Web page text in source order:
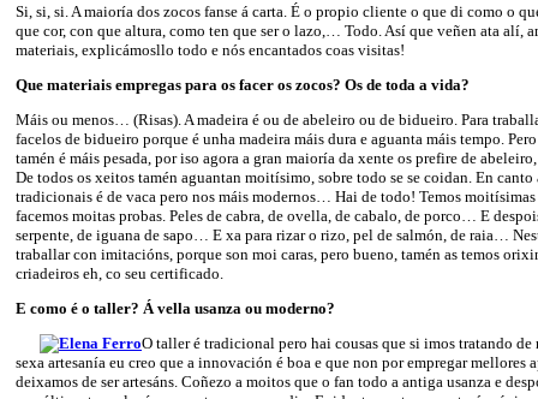
Si, si, si. A maioría dos zocos fanse á carta. É o propio cliente o que di como o
que cor, con que altura, como ten que ser o lazo,… Todo. Así que veñen ata alí,
materiais, explicámosllo todo e nós encantados coas visitas!
Que materiais empregas para os facer os zocos? Os de toda a vida?
Máis ou menos… (Risas). A madeira é ou de abeleiro ou de bidueiro. Para
facelos de bidueiro porque é unha madeira máis dura e aguanta máis tempo.
tamén é máis pesada, por iso agora a gran maioría da xente os prefire de
De todos os xeitos tamén aguantan moitísimo, sobre todo se se coidan. En canto
tradicionais é de vaca pero nos máis modernos… Hai de todo! Temos moitísimas
facemos moitas probas. Peles de cabra, de ovella, de cabalo, de porco… E
serpente, de iguana de sapo… E xa para rizar o rizo, pel de salmón, de raia…
traballar con imitacións, porque son moi caras, pero bueno, tamén as temos
criadeiros eh, co seu certificado.
E como é o taller? Á vella usanza ou moderno?
O taller é tradicional pero hai cousas que si imos tratando de
sexa artesanía eu creo que a innovación é boa e que non por empregar mellores
deixamos de ser artesáns. Coñezo a moitos que o fan todo a antiga usanza e